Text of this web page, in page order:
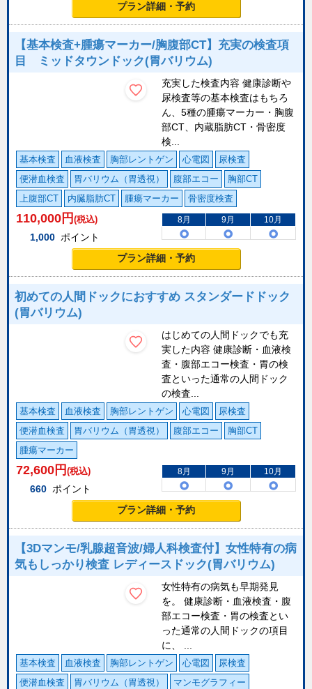
プラン詳細・予約
【基本検査+腫瘍マーカー/胸腹部CT】充実の検査項
目 ミッドタウンドック(胃バリウム)
充実した検査内容 健康診断や
尿検査等の基本検査はもちろ
ん、5種の腫瘍マーカー・胸腹
部CT、内蔵脂肪CT・骨密度
検...
基本検査 血液検査 胸部レントゲン 心電図
尿検査
便潜血検査
胃バリウム（胃透視） 腹部エコー
胸部CT
上腹部CT
内臓脂肪CT 腫瘍マーカー 骨密度検査
110,000 円 (税込)
1,000 ポイント
8月 9月 10月
プラン詳細・予約
初めての人間ドックにおすすめ スタンダードドック
(胃バリウム)
はじめての人間ドックでも充
実した内容 健康診断・血液検
査・腹部エコー検査・胃の検
査といった通常の人間ドック
の検査...
基本検査 血液検査 胸部レントゲン 心電図
尿検査
便潜血検査
胃バリウム（胃透視） 腹部エコー
胸部CT
腫瘍マーカー
72,600 円 (税込)
660 ポイント
8月 9月 10月
プラン詳細・予約
【3Dマンモ/乳腺超音波/婦人科検査付】女性特有の病
気もしっかり検査 レディースドック(胃バリウム)
女性特有の病気も早期発見
を。 健康診断・血液検査・腹
部エコー検査・胃の検査とい
った通常の人間ドックの項目
に、 ...
基本検査 血液検査 胸部レントゲン 心電図
尿検査
便潜血検査
胃バリウム（胃透視）
マンモグラフィー